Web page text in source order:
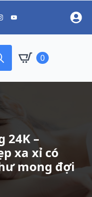
0
24K –
xa xỉ có
mong đợi